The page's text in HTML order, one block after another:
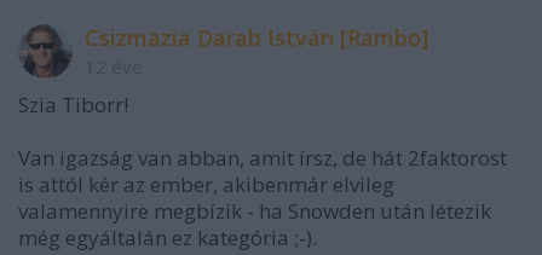
Csizmazia Darab István [Rambo]
Szia Tiborr!
Van igazság van abban, amit írsz, de hát 2faktorost
is attól kér az ember, akibenmár elvileg
valamennyire megbízik - ha Snowden után létezik
még egyáltalán ez kategória ;-).